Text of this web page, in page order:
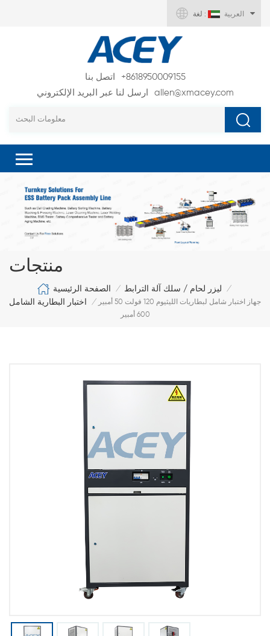
لغة : العربية
اتصل بنا
+8618950009155
ارسل لنا عبر البريد الإلكتروني
allen@xmacey.com
منتجات
الصفحة الرئيسية / ليزر لحام / سلك آلة الترابط /
اختبار البطارية الشامل /
جهاز اختبار شامل لبطاريات الليثيوم 120 فولت 50 أمبير
600 أمبير